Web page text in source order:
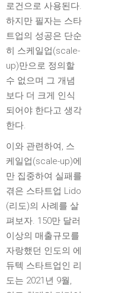
로건으로 사용된다.
하지만 필자는 스타
트업의 성공은 단순
히 스케일업(scale-
up)만으로 정의할
수 없으며 그 개념
보다 더 크게 인식
되어야 한다고 생각
한다.
이와 관련하여, 스
케일업(scale-up)에
만 집중하여 실패를
겪은 스타트업 Lido
(리도)의 사례를 살
펴보자. 150만 달러
이상의 매출규모를
자랑했던 인도의 에
듀텍 스타트업인 리
도는 2021년 9월,